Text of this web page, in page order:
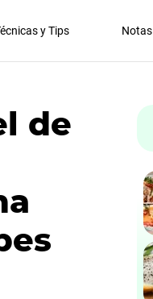
y Tips Notas
de